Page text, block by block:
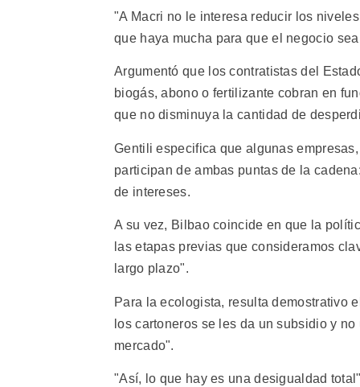
"A Macri no le interesa reducir los
que haya mucha para que el negocio
Argumentó que los contratistas del
biogás, abono o fertilizante cobran en
que no disminuya la cantidad de
Gentili especifica que algunas
participan de ambas puntas de la
de intereses.
A su vez, Bilbao coincide en que la
las etapas previas que consideramos
largo plazo".
Para la ecologista, resulta demostrativo
los cartoneros se les da un subsidio y
mercado".
"Así, lo que hay es una desigualdad